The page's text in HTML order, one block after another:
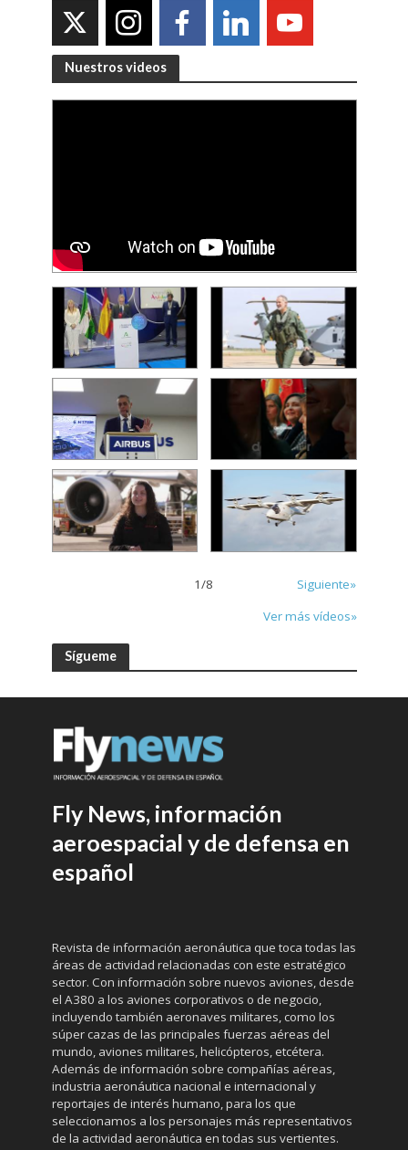
Nuestros videos
1/8
Siguiente»
Ver más vídeos»
Sígueme
Fly News, información
aeroespacial y de defensa en
español
Revista de información aeronáutica que toca todas las
áreas de actividad relacionadas con este estratégico
sector. Con información sobre nuevos aviones, desde
el A380 a los aviones corporativos o de negocio,
incluyendo también aeronaves militares, como los
súper cazas de las principales fuerzas aéreas del
mundo, aviones militares, helicópteros, etcétera.
Además de información sobre compañías aéreas,
industria aeronáutica nacional e internacional y
reportajes de interés humano, para los que
seleccionamos a los personajes más representativos
de la actividad aeronáutica en todas sus vertientes.